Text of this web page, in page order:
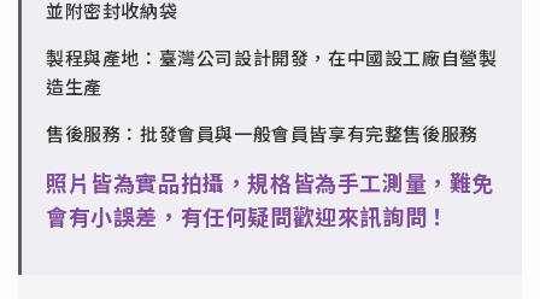
並附密封收納袋
製程與產地：臺灣公司設計開發，在中國設工廠自營製
造生產
售後服務：批發會員與一般會員皆享有完整售後服務
照片皆為實品拍攝，規格皆為手工測量，難免
會有小誤差，有任何疑問歡迎來訊詢問！